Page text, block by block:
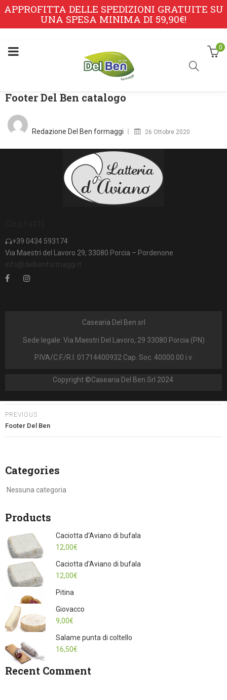
APPROFITTA DELLE SPEDIZIONI GRATUITE SU
UNA SPESA MINIMA DI 59,90€!
0
Footer Del Ben catalogo
Redazione Del Ben formaggi 26 Ottobre 2020
+39 0434 593174
Via Maestri del Lavoro 29, 33080 Porcia – Pordenone
info@delbenformaggi.it
Casearia Del Ben srl
Sede legale: Via Maestri Del Lavoro, 29 33080 Porcia (PN)
P.IVA/C.F./R.I. 01714400932 Cap. Soc. 40000.00 i.v.
Copyright ©Casearia Del Ben Srl 2024.
PREVIOUS
Footer Del Ben
Categories
Nessuna categoria
Products
Caciotta d'Aviano di bufala
12,00€
Caciotta d'Aviano di bufala
12,00€
Pitina
Giovacco
9,00€
Salame punta di coltello
16,50€
Recent Comment